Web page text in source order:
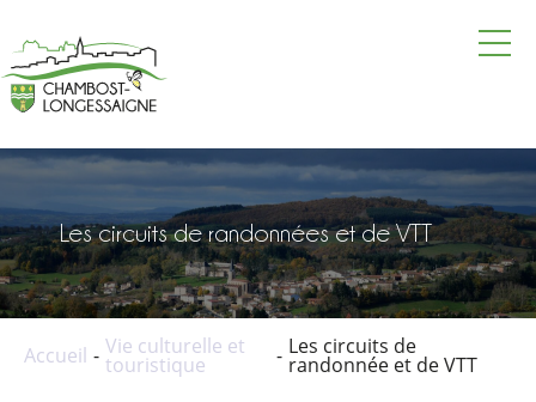
Les circuits de randonnées et de VTT
Accueil Vie culturelle et
touristique
Les circuits de
randonnée et de VTT
Vie pratique
Vie locale
Vie culturelle et touristique
Actualités
Agenda